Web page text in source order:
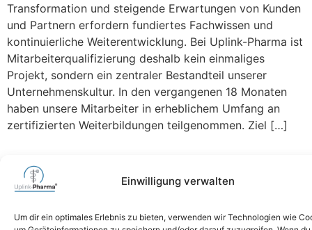
Einwilligung verwalten
Um dir ein optimales Erlebnis zu bieten, verwenden wir Technologien wie
Transformation und steigende Erwartungen von Kunden
und Partnern erfordern fundiertes Fachwissen und
kontinuierliche Weiterentwicklung. Bei Uplink-Pharma ist
Mitarbeiterqualifizierung deshalb kein einmaliges
Projekt, sondern ein zentraler Bestandteil unserer
Unternehmenskultur. In den vergangenen 18 Monaten
haben unsere Mitarbeiter in erheblichem Umfang an
zertifizierten Weiterbildungen teilgenommen. Ziel […]
mail@uplink-pharma.com